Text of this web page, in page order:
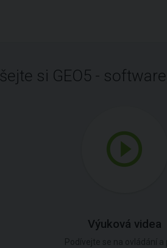
si GEO5 -
Výuková videa